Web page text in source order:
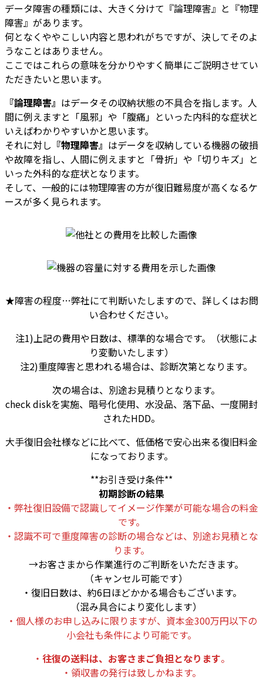
データ障害の種類には、大きく分けて『論理障害』と『物理
障害』があります。
何となくややこしい内容と思われがちですが、決してそのよ
うなことはありません。
ここではこれらの意味を分かりやすく簡単にご説明させてい
ただきたいと思います。
『論理障害』 はデータその収納状態の不具合を指します。人
間に例えますと「風邪」や「腹痛」といった内科的な症状と
いえばわかりやすいかと思います。
それに対し 『物理障害』 はデータを収納している機器の破損
や故障を指し、人間に例えますと「骨折」や「切りキズ」と
いった外科的な症状となります。
そして、一般的には物理障害の方が復旧難易度が高くなるケ
ースが多く見られます。
★障害の程度…弊社にて判断いたしますので、詳しくはお問
い合わせください。
注1)上記の費用や日数は、標準的な場合です。（状態によ
り変動いたします）
注2)重度障害と思われる場合は、診断次第となります。
次の場合は、別途お見積りとなります。
check diskを実施、暗号化使用、水没品、落下品、一度開封
されたHDD。
大手復旧会社様などに比べて、低価格で安心出来る復旧料金
になっております。
**お引き受け条件**
初期診断の結果
・弊社復旧設備で認識してイメージ作業が可能な場合の料金
です。
・認識不可で重度障害の診断の場合などは、別途お見積とな
ります。
→お客さまから作業進行のご判断をいただきます。
（キャンセル可能です）
・復旧日数は、約6日ほどかかる場合もございます。
（混み具合により変化します）
・個人様のお申し込みに限りますが、資本金300万円以下の
小会社も条件により可能です。
・ 往復の送料は、お客さまご負担となります。
・領収書の発行は致しかねます。